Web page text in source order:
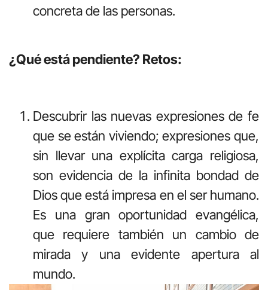
concreta de las personas.
¿Qué está pendiente? Retos:
Descubrir las nuevas expresiones de fe
que se están viviendo; expresiones que,
sin llevar una explícita carga religiosa,
son evidencia de la infinita bondad de
Dios que está impresa en el ser humano.
Es una gran oportunidad evangélica,
que requiere también un cambio de
mirada y una evidente apertura al
mundo.